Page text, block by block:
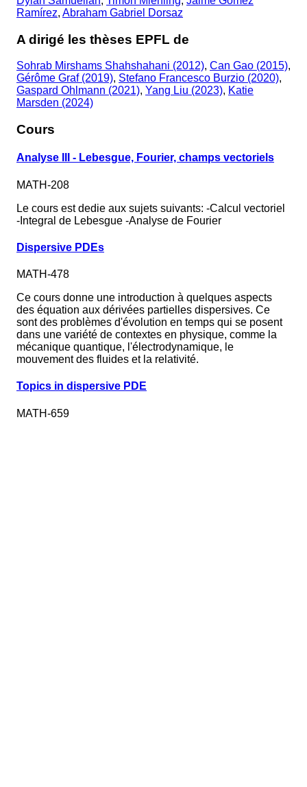
Ramírez, Abraham Gabriel Dorsaz
A dirigé les thèses EPFL de
Sohrab Mirshams Shahshahani (2012), Can Gao (2015),
Gérôme Graf (2019), Stefano Francesco Burzio (2020),
Gaspard Ohlmann (2021), Yang Liu (2023), Katie
Marsden (2024)
Cours
Analyse III - Lebesgue, Fourier, champs vectoriels
MATH-208
Le cours est dedie aux sujets suivants: -Calcul vectoriel
-Integral de Lebesgue -Analyse de Fourier
Dispersive PDEs
MATH-478
Ce cours donne une introduction à quelques aspects
des équation aux dérivées partielles dispersives. Ce
sont des problèmes d'évolution en temps qui se posent
dans une variété de contextes en physique, comme la
mécanique quantique, l'électrodynamique, le
mouvement des fluides et la relativité.
Topics in dispersive PDE
MATH-659